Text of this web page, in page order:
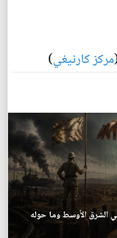
مركز كارنيغي)
الشرق الأوسط وما حوله